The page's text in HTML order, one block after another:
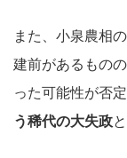
また、小泉農相
建前があるもの
った可能性が否
う稀代の大失政